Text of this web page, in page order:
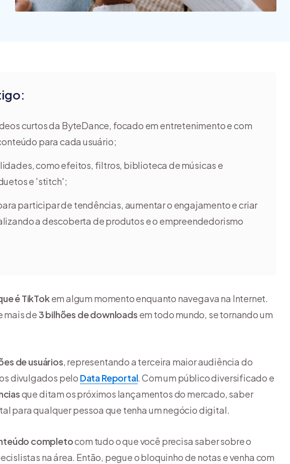
curtos da ByteDance, focado em entretenimento e com
para cada usuário;
como efeitos, filtros, biblioteca de músicas e
e 'stitch';
participar de tendências, aumentar o engajamento e criar
a descoberta de produtos e o empreendedorismo
é TikTokem algum momento enquanto navegava na Internet.
mais de3 bilhões de downloads em todo mundo, se tornando um
de usuários, representando a terceira maior audiência do
divulgados pelo Data Reportal. Com um público diversificado e
que ditam os próximos lançamentos do mercado, saber
para qualquer pessoa que tenha um negócio digital.
completocom tudo o que você precisa saber sobre o
na área. Então, pegue o bloquinho de notas e venha com